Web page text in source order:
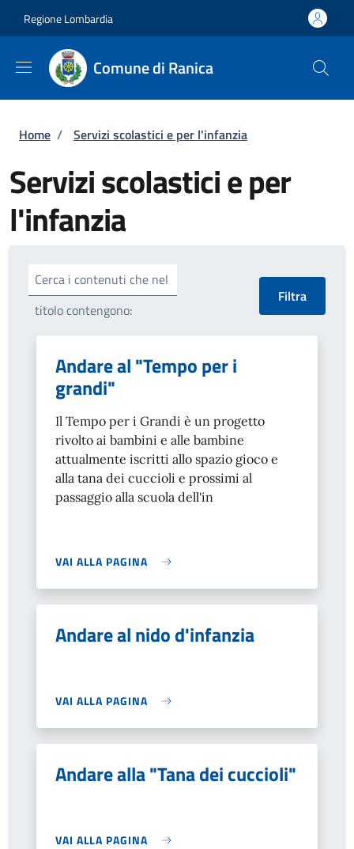
Regione Lombardia
Comune di Ranica
Briciole di pane
Home / Servizi scolastici e per l'infanzia
Servizi scolastici e per
l'infanzia
Cerca i contenuti che nel
titolo contengono:
Andare al "Tempo per i
grandi"
Il Tempo per i Grandi è un progetto
rivolto ai bambini e alle bambine
attualmente iscritti allo spazio gioco e
alla tana dei cuccioli e prossimi al
passaggio alla scuola dell'in
VAI ALLA PAGINA
Andare al nido d'infanzia
VAI ALLA PAGINA
Andare alla "Tana dei cuccioli"
VAI ALLA PAGINA